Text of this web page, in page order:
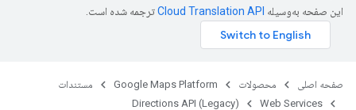
این صفحه به‌وسیله ترجمه شده است.
صفحه اصلی محصولات Google Maps Platform
مستندات
Web Services
Directions API (Legacy)